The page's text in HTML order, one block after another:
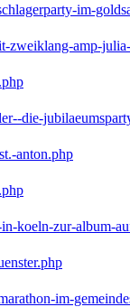
im-
zweiklang-amp-
die-
anton.php
koeln-zur-album-
im-